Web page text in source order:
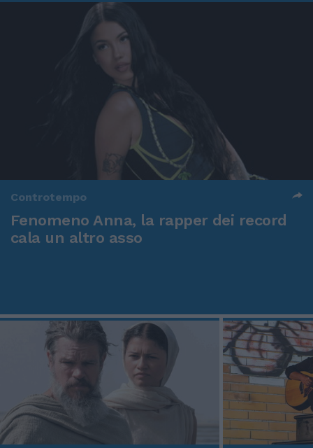
Controtempo
Fenomeno Anna, la rapper dei record
cala un altro asso